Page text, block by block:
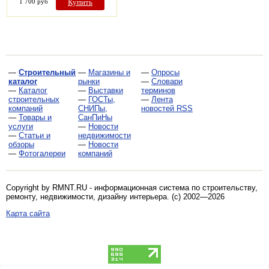
Купить
— Строительный
каталог
— Каталог
строительных
компаний
— Товары и
услуги
— Статьи и
обзоры
— Фотогалереи
— Магазины и
рынки
— Выставки
— ГОСТы,
СНИПы,
СанПиНы
— Новости
недвижимости
— Новости
компаний
— Опросы
— Словари
терминов
— Лента
новостей RSS
Copyright by RMNT.RU - информационная система по строительству,
ремонту, недвижимости, дизайну интерьера. (c) 2002—2026
Карта сайта